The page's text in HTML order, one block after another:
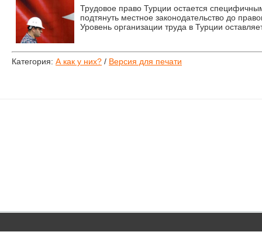
Трудовое право Турции остается
подтянуть местное законодательство до
Уровень организации труда в Турции
Категория: А как у них? / Версия для печати